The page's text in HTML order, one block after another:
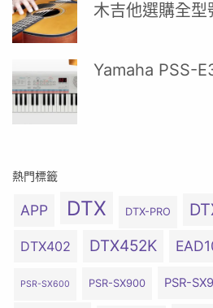
木吉他選購全型
Yamaha PSS-
熱門標籤
APP DTX DTX-PRO
DTX402 DTX452K
PSR-SX600 PSR-SX900 PSR-